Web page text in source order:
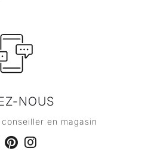
NOUS
en magasin